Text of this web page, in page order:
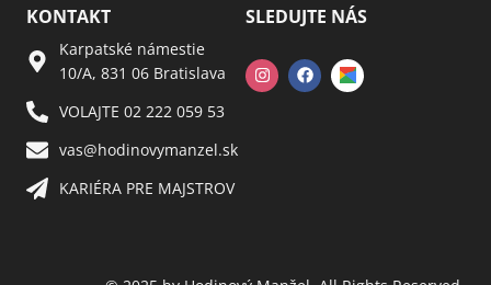
KONTAKT
Karpatské námestie
10/A, 831 06 Bratislava
VOLAJTE 02 222 059 53​
vas@hodinovymanzel.sk​
KARIÉRA PRE MAJSTROV​
SLEDUJTE NÁS